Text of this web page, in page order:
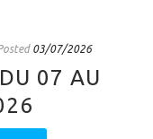
03/07/2026
07 AU